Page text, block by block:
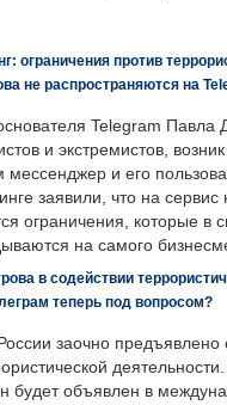
ограничения против
не распространяются на
Telegram Павла
и экстремистов,
мессенджер и его
заявили, что на сервис
ограничения, которые в
на самого
в содействии
теперь под вопросом?
заочно предъявлено
будет объявлен в